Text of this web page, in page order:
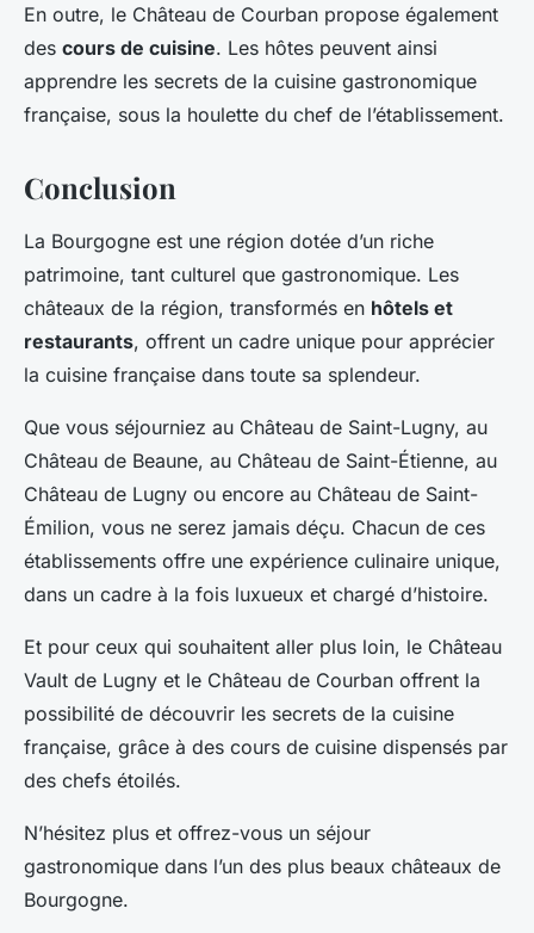
En outre, le Château de Courban propose également
des cours de cuisine. Les hôtes peuvent ainsi
apprendre les secrets de la cuisine gastronomique
française, sous la houlette du chef de l’établissement.
Conclusion
La Bourgogne est une région dotée d’un riche
patrimoine, tant culturel que gastronomique. Les
châteaux de la région, transformés en hôtels et
restaurants, offrent un cadre unique pour apprécier
la cuisine française dans toute sa splendeur.
Que vous séjourniez au Château de Saint-Lugny, au
Château de Beaune, au Château de Saint-Étienne, au
Château de Lugny ou encore au Château de Saint-
Émilion, vous ne serez jamais déçu. Chacun de ces
établissements offre une expérience culinaire unique,
dans un cadre à la fois luxueux et chargé d’histoire.
Et pour ceux qui souhaitent aller plus loin, le Château
Vault de Lugny et le Château de Courban offrent la
possibilité de découvrir les secrets de la cuisine
française, grâce à des cours de cuisine dispensés par
des chefs étoilés.
N’hésitez plus et offrez-vous un séjour
gastronomique dans l’un des plus beaux châteaux de
Bourgogne.